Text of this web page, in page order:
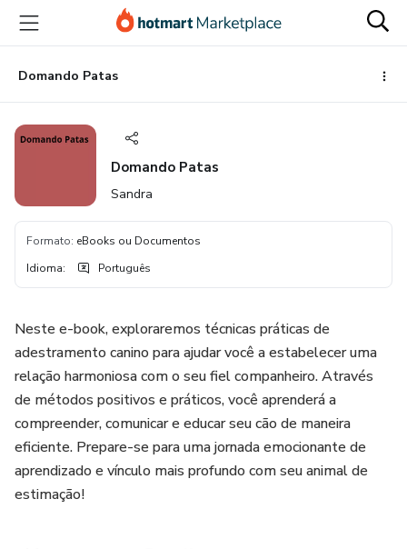
para
conteúdo
principal
para
pagamento
para
rodapé
Domando Patas
Domando Patas
Sandra
Formato: eBooks ou Documentos
Idioma: Português
Neste e-book, exploraremos técnicas práticas de
adestramento canino para ajudar você a estabelecer uma
relação harmoniosa com o seu fiel companheiro. Através
de métodos positivos e práticos, você aprenderá a
compreender, comunicar e educar seu cão de maneira
eficiente. Prepare-se para uma jornada emocionante de
aprendizado e vínculo mais profundo com seu animal de
estimação!